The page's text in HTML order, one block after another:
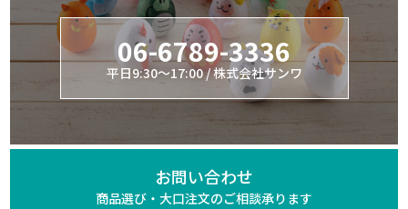
06-6789-3336
平日9:30～17:00 / 株式会社サンワ
お問い合わせ
商品選び・大口注文のご相談承ります